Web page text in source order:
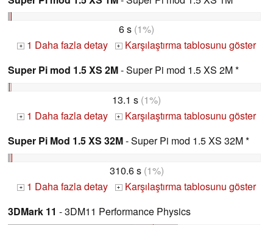
6 s (1%)
+ 1 Daha fazla detay + Karşılaştırma tablosunu göster
Super Pi mod 1.5 XS 2M- Super Pi mod 1.5 XS 2M *
13.1 s (1%)
+ 1 Daha fazla detay + Karşılaştırma tablosunu göster
Super Pi Mod 1.5 XS 32M- Super Pi mod 1.5 XS 32M *
310.6 s(1%)
+ 1 Daha fazla detay + Karşılaştırma tablosunu göster
3DMark 11 - 3DM11 Performance Physics